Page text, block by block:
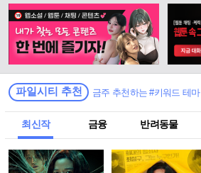
파일시티 추천 금주 추천하는 #키워드 테마
최신작 금융 반려동물